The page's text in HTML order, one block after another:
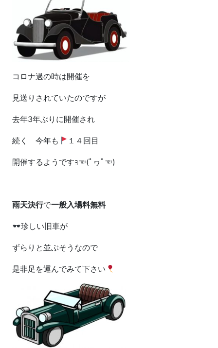
コロナ過の時は開催を
見送りされていたのですが
去年3年ぶりに開催され
続く 今年も １４回目
開催するようですｮ☜(ﾟヮﾟ☜)
雨天決行で一般入場料無料
珍しい旧車が
ずらりと並ぶそうなので
是非足を運んでみて下さい